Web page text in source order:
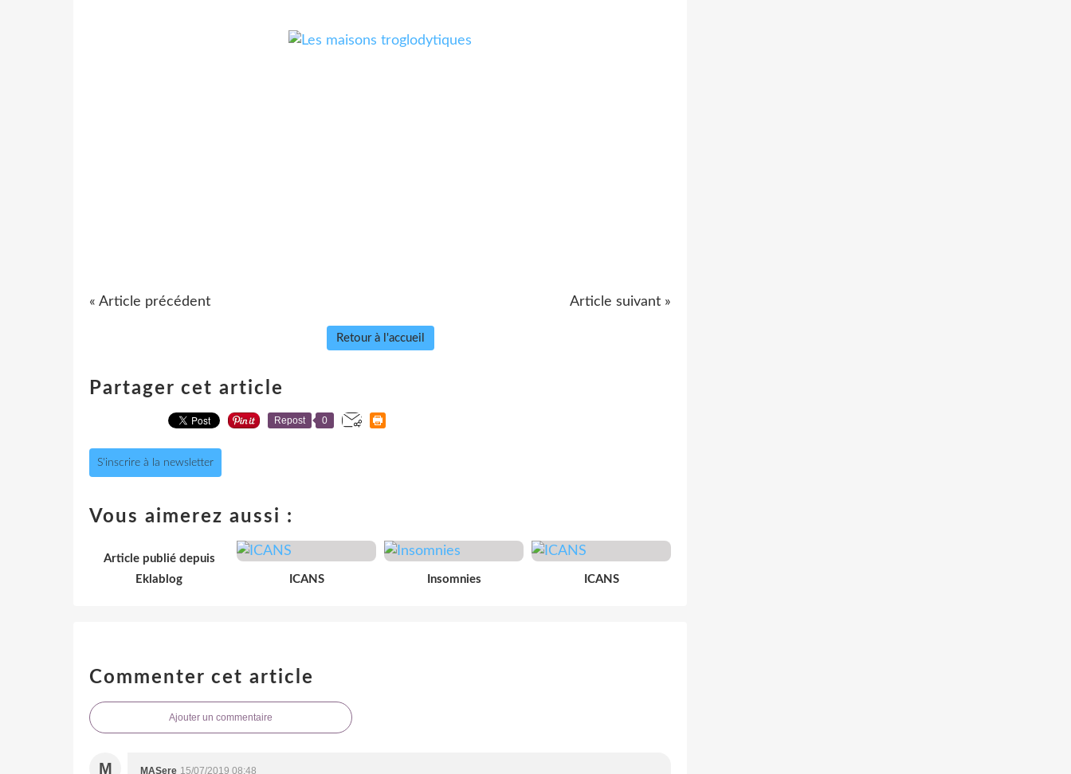
« Article précédent Article suivant »
Retour à l'accueil
Partager cet article
Repost 0
S'inscrire à la newsletter
Vous aimerez aussi :
Article publié depuis
Eklablog
ICANS Insomnies ICANS
Commenter cet article
Ajouter un commentaire
M MASere 15/07/2019 08:48